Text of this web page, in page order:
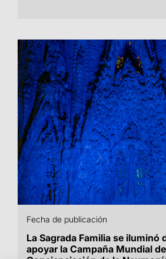
Fecha de publicación
La Sagrada Familia se iluminó
apoyar la Campaña Mundial de